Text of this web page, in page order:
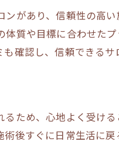
尼崎で脂肪冷却
脂肪冷却の施術
安心して通える
脂肪冷却の施術
脂肪冷却の効果と施
があり、信頼性の高
質や目標に合わせた
確認し、信頼できるサ
ため、心地よく受け
後すぐに日常生活に